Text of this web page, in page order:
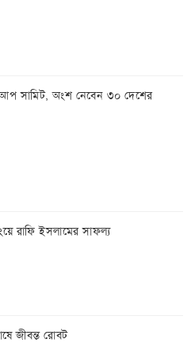
সামিট, অংশ নেবেন ৩০ দেশের
রাফি ইসলামের সাফল্য
জীবন্ত রোবট